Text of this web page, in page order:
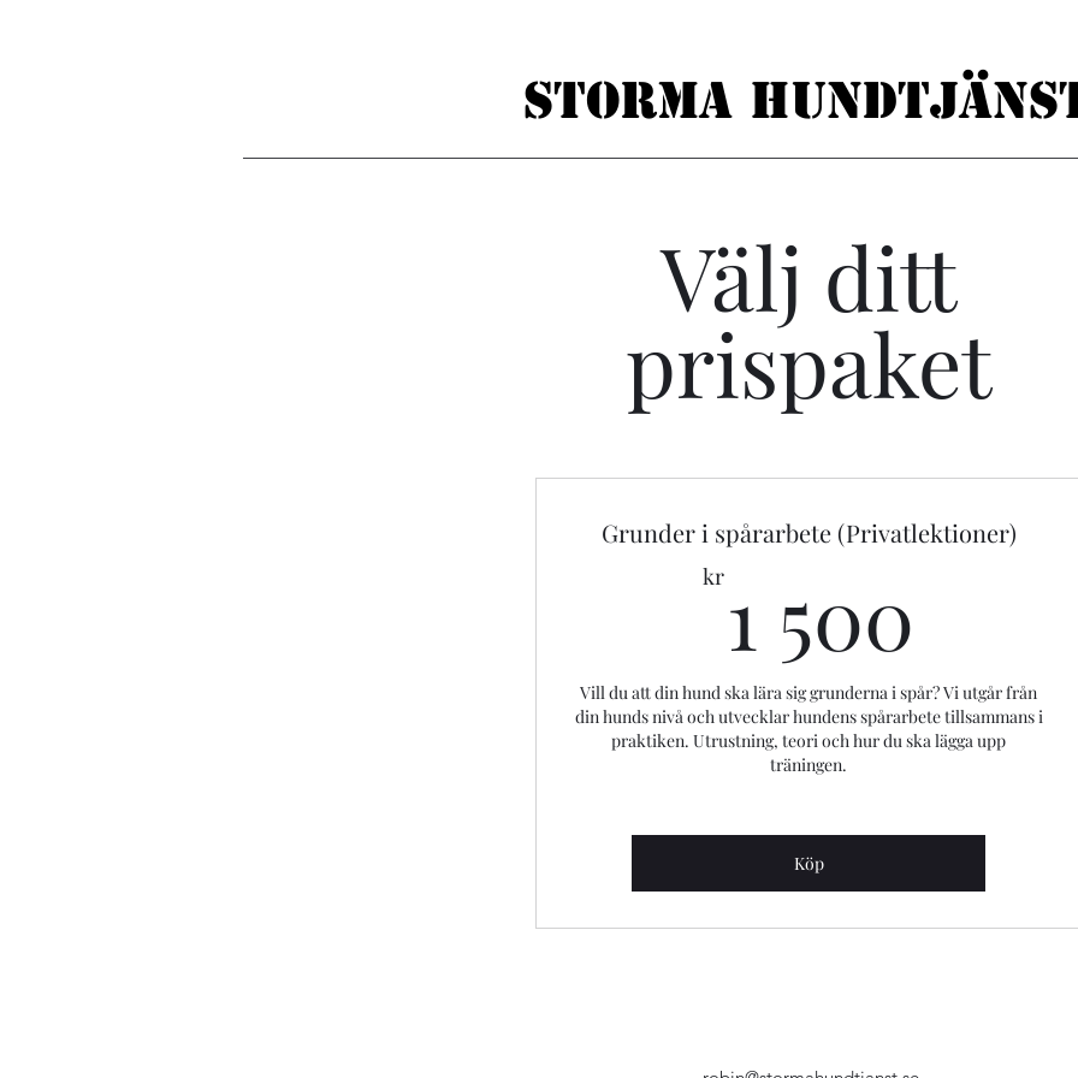
Storma
Välj ditt
prispaket
Grunder i spårarbete (Privatlektioner)
kr 1 500
Vill du att din hund ska lära sig grunderna i spår? Vi utgår från
din hunds nivå och utvecklar hundens spårarbete tillsammans i
praktiken. Utrustning, teori och hur du ska lägga upp
träningen.
Köp